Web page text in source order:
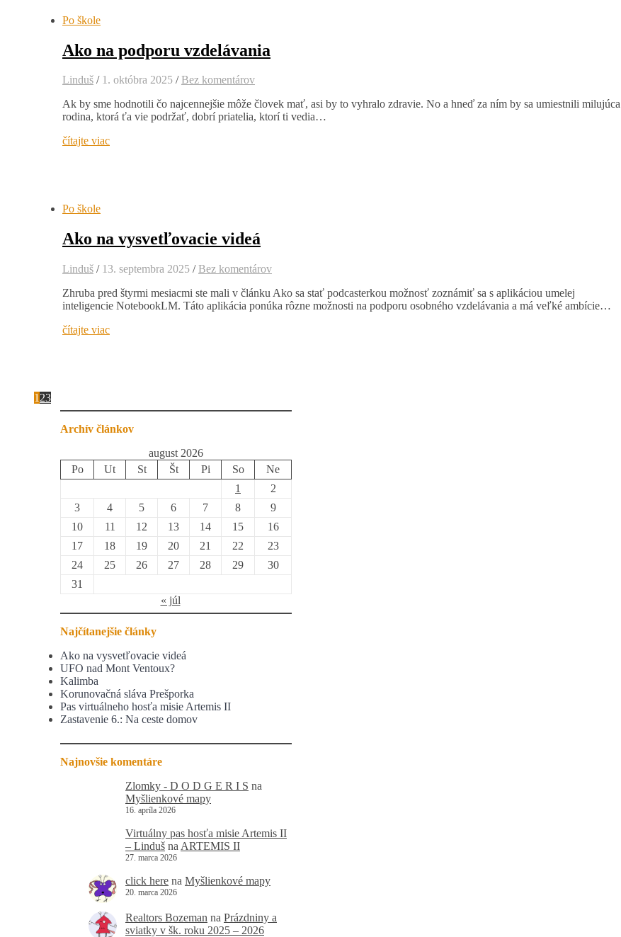
Po škole
Ako na podporu vzdelávania
Linduš / 1. októbra 2025 / Bez komentárov
Ak by sme hodnotili čo najcennejšie môže človek mať, asi by to vyhralo zdravie. No a hneď za ním by sa umiestnili milujúca
rodina, ktorá ťa vie podržať, dobrí priatelia, ktorí ti vedia…
čítajte viac
Po škole
Ako na vysvetľovacie videá
Linduš / 13. septembra 2025 / Bez komentárov
Zhruba pred štyrmi mesiacmi ste mali v článku Ako sa stať podcasterkou možnosť zoznámiť sa s aplikáciou umelej
inteligencie NotebookLM. Táto aplikácia ponúka rôzne možnosti na podporu osobného vzdelávania a má veľké ambície…
čítajte viac
1 23
Archív článkov
august 2026
Po
Ut St Št Pi So
Ne
1
2
3
4 5 6 7 8
9
10
11 12 13 14 15
16
17
18 19 20 21 22
23
24
25 26 27 28 29
30
31
« júl
Najčítanejšie články
Ako na vysvetľovacie videá
UFO nad Mont Ventoux?
Kalimba
Korunovačná sláva Prešporka
Pas virtuálneho hosťa misie Artemis II
Zastavenie 6.: Na ceste domov
Najnovšie komentáre
Zlomky - D O D G E R I S na
Myšlienkové mapy
16. apríla 2026
Virtuálny pas hosťa misie Artemis II
– Linduš na ARTEMIS II
27. marca 2026
click here na Myšlienkové mapy
20. marca 2026
Realtors Bozeman na Prázdniny a
sviatky v šk. roku 2025 – 2026